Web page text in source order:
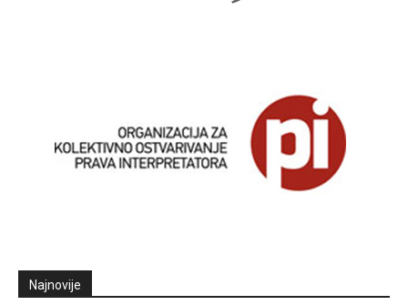
Najnovije